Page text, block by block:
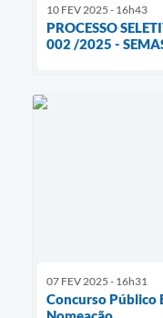
10 FEV 2025 - 16h43
PROCESSO
002 /2025 -
07 FEV 2025 - 16h31
Concurso Público